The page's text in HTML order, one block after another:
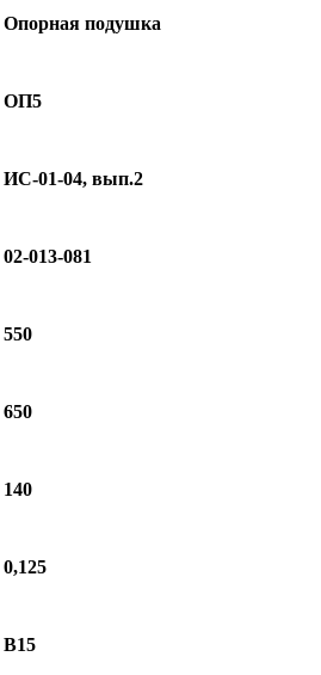
Опорная подушка
ОП5
ИС-01-04, вып.2
02-013-081
550
650
140
0,125
B15